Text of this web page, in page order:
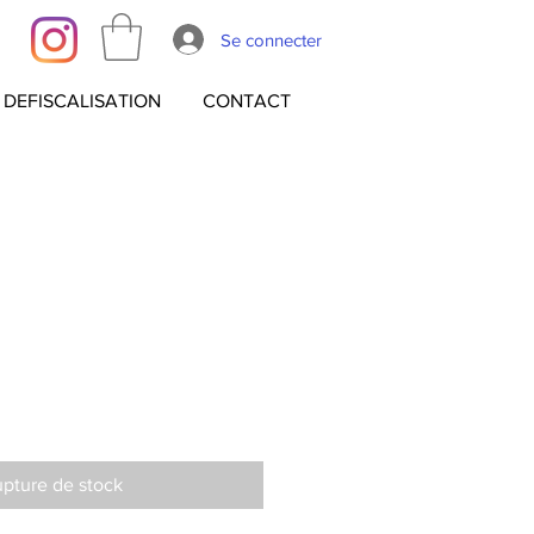
Se connecter
DEFISCALISATION CONTACT
de stock